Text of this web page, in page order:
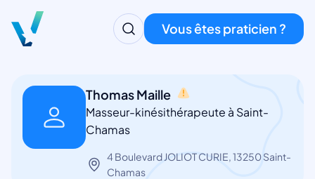
Vous êtes praticien ?
Thomas Maille
Masseur-kinésithérapeute à Saint-
Chamas
4 Boulevard JOLIOT CURIE, 13250 Saint-
Chamas